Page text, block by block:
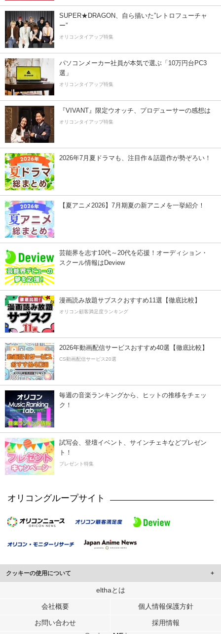
SUPER★DRAGON、自ら描いた”レトロフューチャ
ー”
オリコンタイアップ特集
パソコンメーカー社員が本気で選ぶ「10万円台PC3
選」
オリコンタイアップ特集
『VIVANT』限定ウオッチ、プロデューサーの感想は
オリコンタイアップ特集
2026年7月夏ドラマも、注目作＆話題作が勢ぞろい！
【夏アニメ2026】7月期夏の新アニメを一挙紹介！
芸能界を志す10代～20代を応援！オーディション・
スクール情報はDeview
漫画読み放題サブスクおすすめ11選【徹底比較】
オリコン顧客満足度ランキング
2026年動画配信サービスおすすめ40選【徹底比較】
CS動画配信サービス20選
毎週の音楽ランキングから、ヒットの推移をチェッ
ク！
試写会、登壇イベント、サインチェキなどプレゼン
ト！
プレゼント特集
オリコングループサイト
クッキーの使用について
このサイトでは Cookie を使用して、ユーザーに合わせたコンテンツや広告の
行っています。
メディアや広告配信、データ解析の各パートナーに提供しています。
各パートナーは、この情報とユーザーが各パートナーに提供した他の情報や、
elthaとは
会社概要 個人情報保護方針
お問い合わせ
採用情報